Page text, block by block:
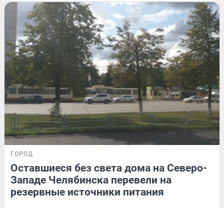
ГОРОД
Оставшиеся без света дома на Северо-
Западе Челябинска перевели на
резервные источники питания